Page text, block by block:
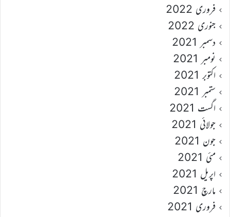
فروری 2022
جنوری 2022
دسمبر 2021
نومبر 2021
اکتوبر 2021
ستمبر 2021
اگست 2021
جولائی 2021
جون 2021
مئی 2021
اپریل 2021
مارچ 2021
فروری 2021